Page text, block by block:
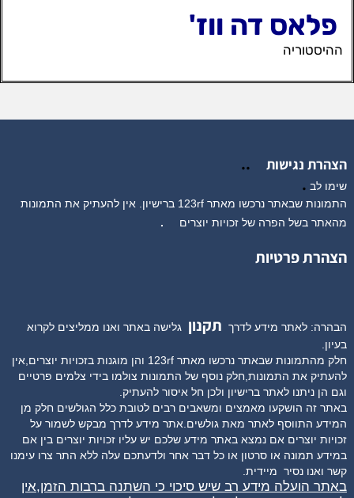
פלאס דה ווז'
ההיסטוריה
הצהרת נגישות ..
שימו לב .
התמונות שבאתר נרכשו מאתר 123rf ברישיון. אין להעתיק את התמונות
מהאתר בשל הפרה של זכויות יוצרים
.
הצהרת פרטיות
הבהרה: לאתר מידע לדרך תקנון גלישה באתר ואנו ממליצים לקרוא
בעיון.
חלק מהתמונות שבאתר נרכשו מאתר 123rf והן מוגנות בזכויות יוצרים,אין
להעתיק את התמונות,חלק נוסף של התמונות צולמו בידי צלמים פרטיים
וגם הן ניתנו לאתר ברישיון ולכן חל איסור להעתיק.
באתר זה הושקעו מאמצים ומשאבים רבים לטובת כלל הגולשים חלק מן
המידע התווסף לאתר מאת גולשים.אתר מידע לדרך מבקש לשמור על
זכויות יוצרים אם נמצא באתר מידע שלכם יש עליו זכויות יוצרים בין אם
במידע תמונה או סרטון או כל דבר אחר ולדעתכם עלה ללא התר צרו עימנו
קשר ואנו נסיר מיידית.
באתר הועלה מידע רב שיש סיכוי כי השתנה ברבות הזמן,אין